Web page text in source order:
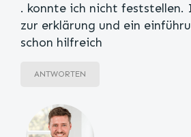
. konnte ich nicht feststellen.
zur erklärung und ein
schon hilfreich
ANTWORTEN